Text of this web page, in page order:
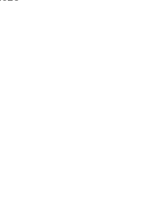
más de 802.000